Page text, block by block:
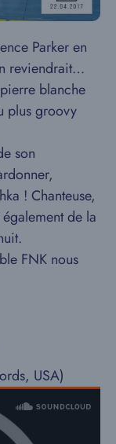
Parker en
reviendrait…
blanche
plus groovy
son
! Chanteuse,
de la
FNK nous
USA)